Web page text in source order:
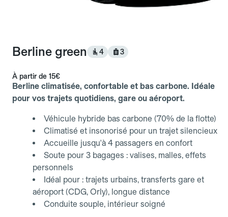
Berline green 4 3
À partir de 15€
Berline climatisée, confortable et bas carbone. Idéale
pour vos trajets quotidiens, gare ou aéroport.
Véhicule hybride bas carbone (70% de la flotte)
Climatisé et insonorisé pour un trajet silencieux
Accueille jusqu'à 4 passagers en confort
Soute pour 3 bagages : valises, malles, effets
personnels
Idéal pour : trajets urbains, transferts gare et
aéroport (CDG, Orly), longue distance
Conduite souple, intérieur soigné